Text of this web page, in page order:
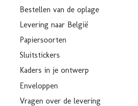
Bestellen van de oplage
Levering naar België
Papiersoorten
Sluitstickers
Kaders in je ontwerp
Enveloppen
Vragen over de levering